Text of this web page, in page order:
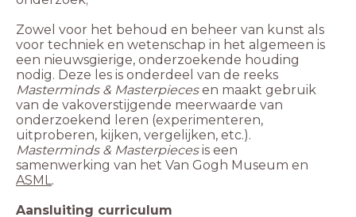
Zowel voor het behoud en beheer van kunst als
voor techniek en wetenschap in het algemeen is
een nieuwsgierige, onderzoekende houding
nodig. Deze les is onderdeel van de reeks
Masterminds & Masterpiecesen maakt gebruik
van de vakoverstijgende meerwaarde van
onderzoekend leren (experimenteren,
uitproberen, kijken, vergelijken, etc.).
Masterminds & Masterpiecesis een
samenwerking van het Van Gogh Museum en
ASML.